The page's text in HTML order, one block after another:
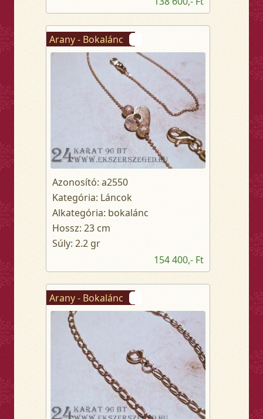
Arany - Bokalánc
Azonosító: a2550
Kategória: Láncok
Alkategória: bokalánc
Hossz: 23 cm
Súly: 2.2 gr
154 400,- Ft
Arany - Bokalánc